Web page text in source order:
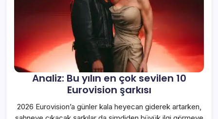
Analiz: Bu yılın en çok sevilen 10
Eurovision şarkısı
2026 Eurovision’a günler kala heyecan giderek artarken,